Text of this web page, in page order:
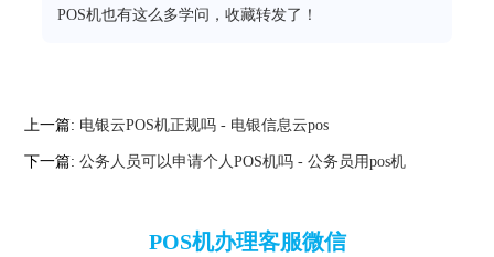
POS机也有这么多学问，收藏转发了！
上一篇: 电银云POS机正规吗 - 电银信息云pos
下一篇:公务人员可以申请个人POS机吗 - 公务员用pos机
POS机办理客服微信